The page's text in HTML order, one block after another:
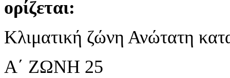
ορίζεται:
Κλιματική ζώνη Ανώτατη
Α΄ ΖΩΝΗ 25